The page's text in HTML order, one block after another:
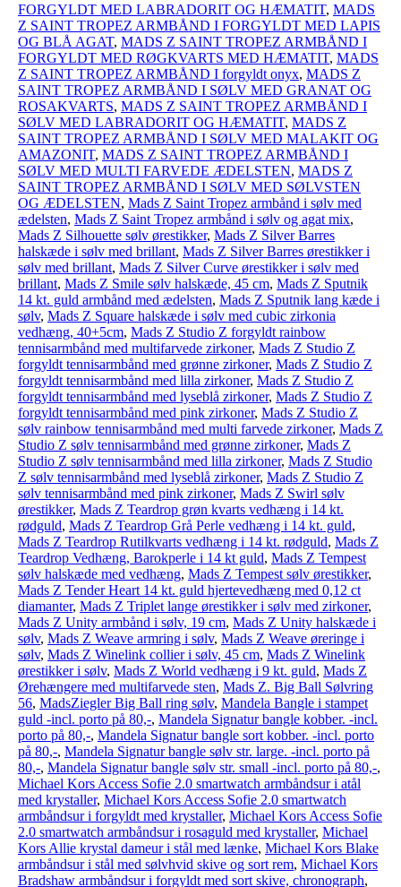
FORGYLDT MED LABRADORIT OG HÆMATIT, MADS
Z SAINT TROPEZ ARMBÅND I FORGYLDT MED LAPIS
OG BLÅ AGAT, MADS Z SAINT TROPEZ ARMBÅND I
FORGYLDT MED RØGKVARTS MED HÆMATIT, MADS
Z SAINT TROPEZ ARMBÅND I forgyldt onyx, MADS Z
SAINT TROPEZ ARMBÅND I SØLV MED GRANAT OG
ROSAKVARTS, MADS Z SAINT TROPEZ ARMBÅND I
SØLV MED LABRADORIT OG HÆMATIT, MADS Z
SAINT TROPEZ ARMBÅND I SØLV MED MALAKIT OG
AMAZONIT, MADS Z SAINT TROPEZ ARMBÅND I
SØLV MED MULTI FARVEDE ÆDELSTEN, MADS Z
SAINT TROPEZ ARMBÅND I SØLV MED SØLVSTEN
OG ÆDELSTEN, Mads Z Saint Tropez armbånd i sølv med
ædelsten, Mads Z Saint Tropez armbånd i sølv og agat mix,
Mads Z Silhouette sølv ørestikker, Mads Z Silver Barres
halskæde i sølv med brillant, Mads Z Silver Barres ørestikker i
sølv med brillant, Mads Z Silver Curve ørestikker i sølv med
brillant, Mads Z Smile sølv halskæde, 45 cm, Mads Z Sputnik
14 kt. guld armbånd med ædelsten, Mads Z Sputnik lang kæde i
sølv, Mads Z Square halskæde i sølv med cubic zirkonia
vedhæng, 40+5cm, Mads Z Studio Z forgyldt rainbow
tennisarmbånd med multifarvede zirkoner, Mads Z Studio Z
forgyldt tennisarmbånd med grønne zirkoner, Mads Z Studio Z
forgyldt tennisarmbånd med lilla zirkoner, Mads Z Studio Z
forgyldt tennisarmbånd med lyseblå zirkoner, Mads Z Studio Z
forgyldt tennisarmbånd med pink zirkoner, Mads Z Studio Z
sølv rainbow tennisarmbånd med multi farvede zirkoner, Mads Z
Studio Z sølv tennisarmbånd med grønne zirkoner, Mads Z
Studio Z sølv tennisarmbånd med lilla zirkoner, Mads Z Studio
Z sølv tennisarmbånd med lyseblå zirkoner, Mads Z Studio Z
sølv tennisarmbånd med pink zirkoner, Mads Z Swirl sølv
ørestikker, Mads Z Teardrop grøn kvarts vedhæng i 14 kt.
rødguld, Mads Z Teardrop Grå Perle vedhæng i 14 kt. guld,
Mads Z Teardrop Rutilkvarts vedhæng i 14 kt. rødguld, Mads Z
Teardrop Vedhæng, Barokperle i 14 kt guld, Mads Z Tempest
sølv halskæde med vedhæng, Mads Z Tempest sølv ørestikker,
Mads Z Tender Heart 14 kt. guld hjertevedhæng med 0,12 ct
diamanter, Mads Z Triplet lange ørestikker i sølv med zirkoner,
Mads Z Unity armbånd i sølv, 19 cm, Mads Z Unity halskæde i
sølv, Mads Z Weave armring i sølv, Mads Z Weave øreringe i
sølv, Mads Z Winelink collier i sølv, 45 cm, Mads Z Winelink
ørestikker i sølv, Mads Z World vedhæng i 9 kt. guld, Mads Z
Ørehængere med multifarvede sten, Mads Z. Big Ball Sølvring
56, MadsZiegler Big Ball ring sølv, Mandela Bangle i stampet
guld -incl. porto på 80,-, Mandela Signatur bangle kobber. -incl.
porto på 80,-, Mandela Signatur bangle sort kobber. -incl. porto
på 80,-, Mandela Signatur bangle sølv str. large. -incl. porto på
80,-, Mandela Signatur bangle sølv str. small -incl. porto på 80,-,
Michael Kors Access Sofie 2.0 smartwatch armbåndsur i atål
med krystaller, Michael Kors Access Sofie 2.0 smartwatch
armbåndsur i forgyldt med krystaller, Michael Kors Access Sofie
2.0 smartwatch armbåndsur i rosaguld med krystaller, Michael
Kors Allie krystal dameur i stål med lænke, Michael Kors Blake
armbåndsur i stål med sølvhvid skive og sort rem, Michael Kors
Bradshaw armbåndsur i forgyldt med sort skive, chronograph,